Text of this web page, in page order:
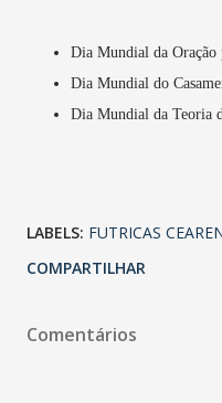
Dia Mundial da Oração
Dia Mundial do
Dia Mundial da Teoria
LABELS: FUTRICAS
COMPARTILHAR
Comentários